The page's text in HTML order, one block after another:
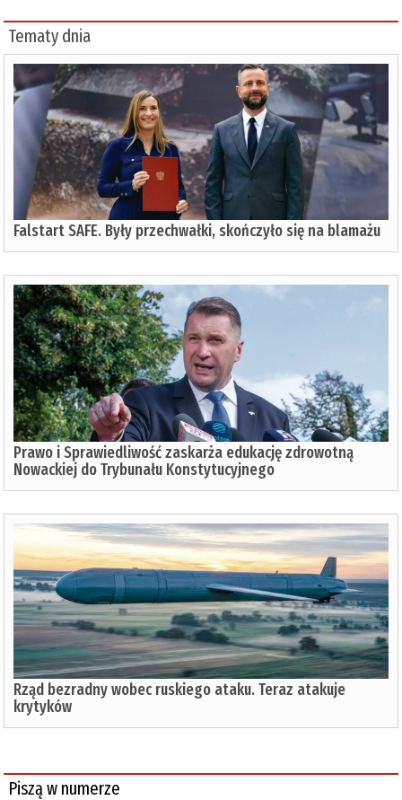
Tematy dnia
Falstart SAFE. Były przechwałki, skończyło się na blamażu
Prawo i Sprawiedliwość zaskarża edukację zdrowotną
Nowackiej do Trybunału Konstytucyjnego
Rząd bezradny wobec ruskiego ataku. Teraz atakuje
krytyków
Piszą w numerze